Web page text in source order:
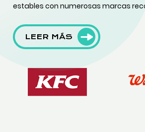
estables con numerosas marcas
LEER MÁS